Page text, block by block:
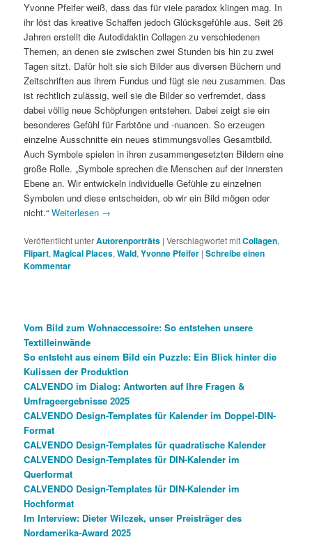
Yvonne Pfeifer weiß, dass das für viele paradox klingen mag. In
ihr löst das kreative Schaffen jedoch Glücksgefühle aus. Seit 26
Jahren erstellt die Autodidaktin Collagen zu verschiedenen
Themen, an denen sie zwischen zwei Stunden bis hin zu zwei
Tagen sitzt. Dafür holt sie sich Bilder aus diversen Büchern und
Zeitschriften aus ihrem Fundus und fügt sie neu zusammen. Das
ist rechtlich zulässig, weil sie die Bilder so verfremdet, dass
dabei völlig neue Schöpfungen entstehen. Dabei zeigt sie ein
besonderes Gefühl für Farbtöne und -nuancen. So erzeugen
einzelne Ausschnitte ein neues stimmungsvolles Gesamtbild.
Auch Symbole spielen in ihren zusammengesetzten Bildern eine
große Rolle. „Symbole sprechen die Menschen auf der innersten
Ebene an. Wir entwickeln individuelle Gefühle zu einzelnen
Symbolen und diese entscheiden, ob wir ein Bild mögen oder
nicht.“Weiterlesen →
Veröffentlicht unterAutorenporträts |Verschlagwortet mitCollagen,
Flipart,Magical Places,Wald,Yvonne Pfeifer |Schreibe einen
Kommentar
Vom Bild zum Wohnaccessoire: So entstehen unsere
Textilleinwände
So entsteht aus einem Bild ein Puzzle: Ein Blick hinter die
Kulissen der Produktion
CALVENDO im Dialog: Antworten auf Ihre Fragen &
Umfrageergebnisse 2025
CALVENDO Design-Templates für Kalender im Doppel-DIN-
Format
CALVENDO Design-Templates für quadratische Kalender
CALVENDO Design-Templates für DIN-Kalender im
Querformat
CALVENDO Design-Templates für DIN-Kalender im
Hochformat
Im Interview: Dieter Wilczek, unser Preisträger des
Nordamerika-Award 2025